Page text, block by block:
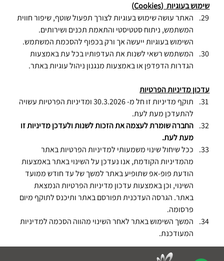
שימוש בעוגיות  (Cookies)
האתר עושה שימוש בעוגיות לצורך תפעול שוטף, שיפור חווית
המשתמש, ניתוח סטטיסטי והתאמת תכנים ושירותים.
השימוש בעוגיות ייעשה אך ורק בכפוף להסכמת המשתמש.
המשתמש רשאי לשנות את העדפותיו בכל עת באמצעות
הגדרות הדפדפן או באמצעות מנגנון ניהול עוגיות באתר.
עדכון מדיניות הפרטיות
תוקף מדיניות זו חל מ- 30.3.2026 ומדיניות הפרטיות עשויה
להתעדכן מעת לעת.
החברה שומרת לעצמה את הזכות לשנות ולעדכן מדיניות זו
מעת לעת.
ככל שיחול שינוי משמעותי למדיניות הפרטיות באתר
מהמדיניות הקודמת, אנו נעדכן על השינוי באתר באמצעות
הודעת פופ-אפ שתופיע באתר למשך של עד חודש ממועד
השינוי, וכן באמצעות עדכון מדיניות הפרטיות הנמצאת
באתר. הגרסה העדכנית תפורסם באתר ותיכנס לתוקף מיום
פרסומה.
המשך השימוש באתר לאחר השינוי מהווה הסכמה למדיניות
המעודכנת.